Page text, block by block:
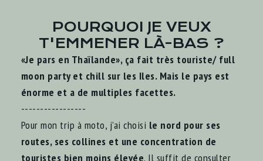
POURQUOI JE VEUX
T'EMMENER LÀ-BAS ?
«Je pars en Thaïlande», ça fait très touriste/ full
moon party et chill sur les Iles. Mais le pays est
énorme et a de multiples facettes.
-----------------
Pour mon trip à moto, j’ai choisi le nord pour ses
routes, ses collines et une concentration de
touristes bien moins élevée. Il suffit de consulter